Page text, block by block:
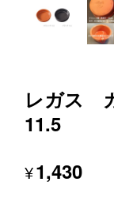
レガス
11.5
¥1,430